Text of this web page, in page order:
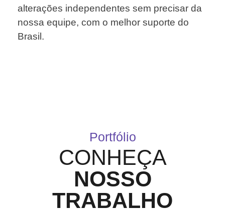
alterações independentes sem precisar da
nossa equipe, com o melhor suporte do
Brasil.
Portfólio
CONHEÇA
NOSSO
TRABALHO